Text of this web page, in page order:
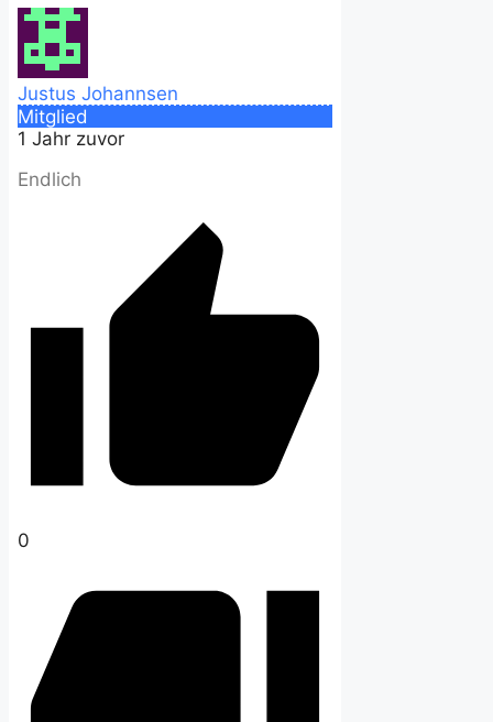
Justus Johannsen
Mitglied
1 Jahr zuvor
Endlich
0